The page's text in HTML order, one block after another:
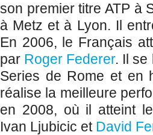
son premier titre ATP à
à Metz et à Lyon. Il
En 2006, le Français
par Roger Federer. Il se
Series de Rome et en
réalise la meilleure
en 2008, où il atteint
Ivan Ljubicic et David